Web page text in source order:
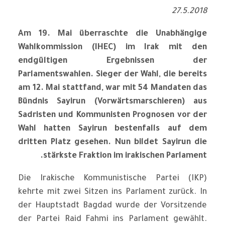
27.5.2018
Am 19. Mai überraschte die Unabhängige
Wahlkommission (IHEC) im Irak mit den
endgültigen Ergebnissen der
Parlamentswahlen. Sieger der Wahl, die bereits
am 12. Mai stattfand, war mit 54 Mandaten das
Bündnis Sayirun (Vorwärtsmarschieren) aus
Sadristen und Kommunisten Prognosen vor der
Wahl hatten Sayirun bestenfalls auf dem
dritten Platz gesehen. Nun bildet Sayirun die
stärkste Fraktion im irakischen Parlament.
Die Irakische Kommunistische Partei (IKP)
kehrte mit zwei Sitzen ins Parlament zurück. In
der Hauptstadt Bagdad wurde der Vorsitzende
der Partei Raid Fahmi ins Parlament gewählt.